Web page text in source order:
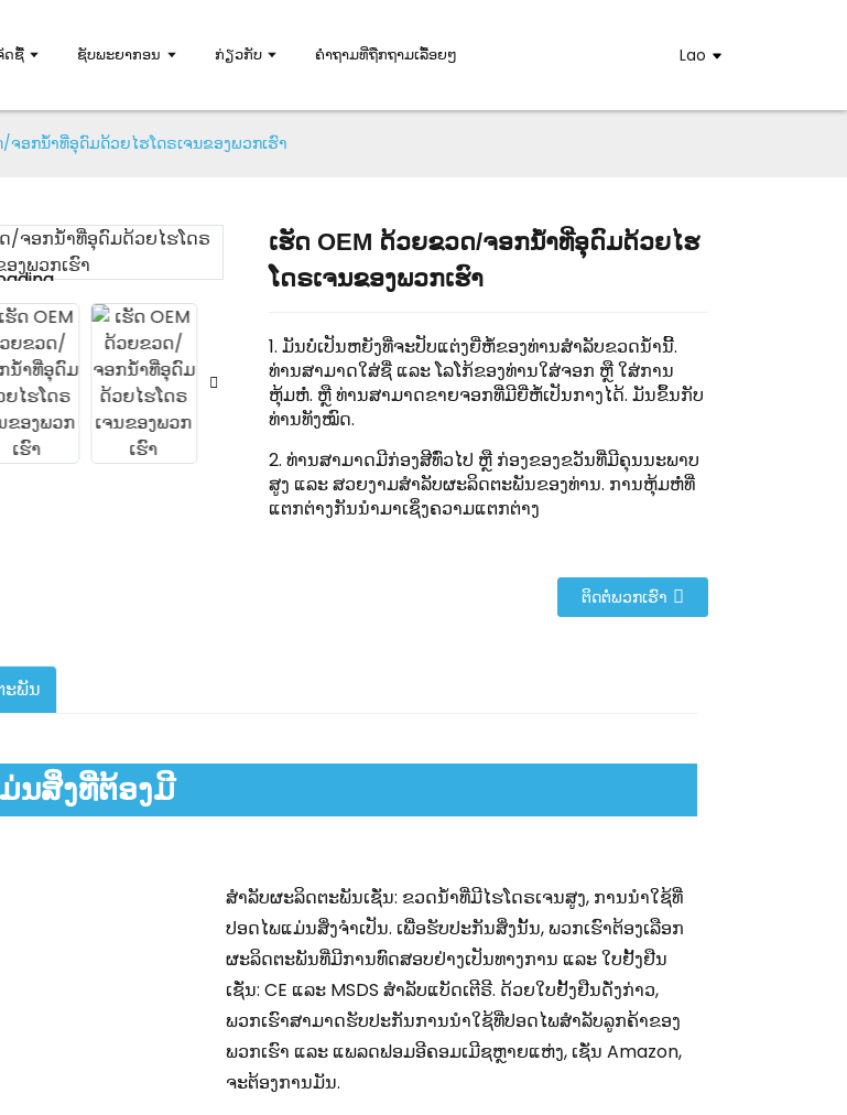
ດຊື້ ຊັບພະຍາກອນ ກ່ຽວກັບ ຄຳຖາມທີ່ຖືກຖາມເລື້ອຍໆ Lao
ຈອກນ້ຳທີ່ອຸດົມດ້ວຍໄຮໂດຣເຈນຂອງພວກເຮົາ
Loading...
Loading...
ເຮັດ OEM ດ້ວຍຂວດ/ຈອກນ້ຳທີ່ອຸດົມດ້ວຍໄຮ
ໂດຣເຈນຂອງພວກເຮົາ
1. ມັນບໍ່ເປັນຫຍັງທີ່ຈະປັບແຕ່ງຍີ່ຫໍ້ຂອງທ່ານສຳລັບຂວດນໍ້ານີ້.
ທ່ານສາມາດໃສ່ຊື່ ແລະ ໂລໂກ້ຂອງທ່ານໃສ່ຈອກ ຫຼື ໃສ່ການ
ຫຸ້ມຫໍ່. ຫຼື ທ່ານສາມາດຂາຍຈອກທີ່ມີຍີ່ຫໍ້ເປັນກາງໄດ້. ມັນຂຶ້ນກັບ
ທ່ານທັງໝົດ.
2. ທ່ານສາມາດມີກ່ອງສີທົ່ວໄປ ຫຼື ກ່ອງຂອງຂວັນທີ່ມີຄຸນນະພາບ
ສູງ ແລະ ສວຍງາມສຳລັບຜະລິດຕະພັນຂອງທ່ານ. ການຫຸ້ມຫໍ່ທີ່
ແຕກຕ່າງກັນນຳມາເຊິ່ງຄວາມແຕກຕ່າງ
ຕິດຕໍ່ພວກເຮົາ
ະພັນ
ນສິ່ງທີ່ຕ້ອງມີ
ສຳລັບຜະລິດຕະພັນເຊັ່ນ: ຂວດນ້ຳທີ່ມີໄຮໂດຣເຈນສູງ, ການນຳໃຊ້ທີ່
ປອດໄພແມ່ນສິ່ງຈຳເປັນ. ເພື່ອຮັບປະກັນສິ່ງນັ້ນ, ພວກເຮົາຕ້ອງເລືອກ
ຜະລິດຕະພັນທີ່ມີການທົດສອບຢ່າງເປັນທາງການ ແລະ ໃບຢັ້ງຢືນ
ເຊັ່ນ: CE ແລະ MSDS ສຳລັບແບັດເຕີຣີ. ດ້ວຍໃບຢັ້ງຢືນດັ່ງກ່າວ,
ພວກເຮົາສາມາດຮັບປະກັນການນຳໃຊ້ທີ່ປອດໄພສຳລັບລູກຄ້າຂອງ
ພວກເຮົາ ແລະ ແພລດຟອມອີຄອມເມີຊຫຼາຍແຫ່ງ, ເຊັ່ນ Amazon,
ຈະຕ້ອງການມັນ.